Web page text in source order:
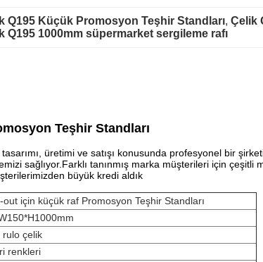
Q195 Küçük Promosyon Teşhir Standları, Çelik
Q195 1000mm süpermarket sergileme rafı
Teşhir Standları
üretimi ve satışı konusunda profesyonel bir
sağlıyor.Farklı tanınmış marka müşterileri için
büyük kredi aldık
out için küçük raf Promosyon Teşhir Standları
rulo çelik
renkleri